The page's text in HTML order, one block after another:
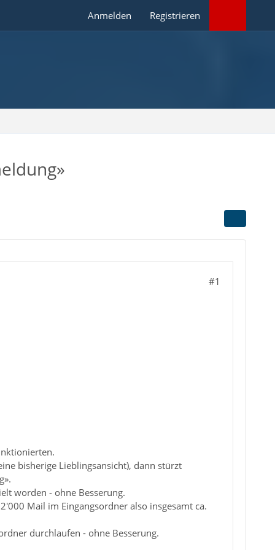
Anmelden Registrieren
#1
bisherige Lieblingsansicht), dann stürzt
worden - ohne Besserung.
Mail im Eingangsordner also insgesamt ca.
durchlaufen - ohne Besserung.